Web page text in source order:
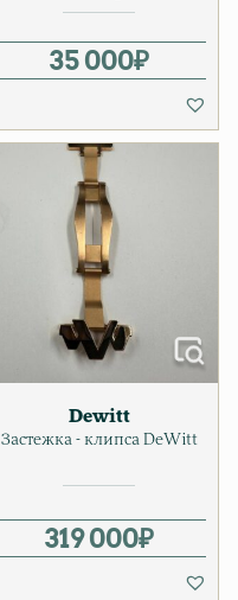
35 000₽
Dewitt
Застежка - клипса DeWitt
319 000₽